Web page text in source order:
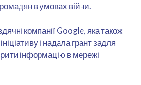
в умовах війни.
компанії Google, яка також
і надала грант задля
інформацію в мережі